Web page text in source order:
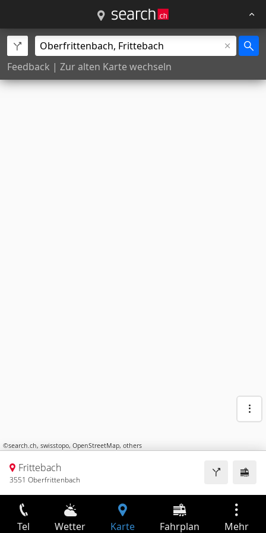
Feedback | Zur alten Karte wechseln
©search.ch, swisstopo, OpenStreetMap, others
Frittebach
3551 Oberfrittenbach
Tel Wetter Karte Fahrplan Mehr